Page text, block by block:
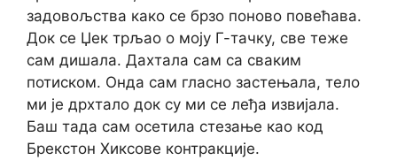
задовољства како се брзо поново повећава.
Док се Џек трљао о моју Г-тачку, све теже
сам дишала. Дахтала сам са сваким
потиском. Онда сам гласно застењала, тело
ми је дрхтало док су ми се леђа извијала.
Баш тада сам осетила стезање као код
Брекстон Хиксове контракције.